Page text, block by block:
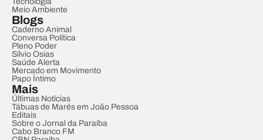
Meio Ambiente
Blogs
Caderno Animal
Conversa Política
Pleno Poder
Sílvio Osias
Saúde Alerta
Mercado em Movimento
Papo Íntimo
Mais
Últimas Notícias
Tábuas de Marés em João Pessoa
Editais
Sobre o Jornal da Paraíba
Cabo Branco FM